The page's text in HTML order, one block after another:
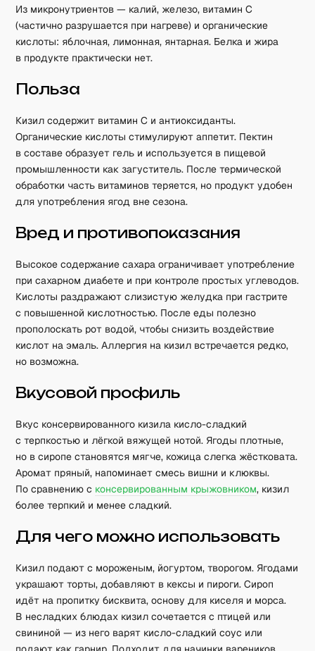
Из микронутриентов — калий, железо, витамин C
(частично разрушается при нагреве) и органические
кислоты: яблочная, лимонная, янтарная. Белка и жира
в продукте практически нет.
Польза
Кизил содержит витамин C и антиоксиданты.
Органические кислоты стимулируют аппетит. Пектин
в составе образует гель и используется в пищевой
промышленности как загуститель. После термической
обработки часть витаминов теряется, но продукт удобен
для употребления ягод вне сезона.
Вред и противопоказания
Высокое содержание сахара ограничивает употребление
при сахарном диабете и при контроле простых углеводов.
Кислоты раздражают слизистую желудка при гастрите
с повышенной кислотностью. После еды полезно
прополоскать рот водой, чтобы снизить воздействие
кислот на эмаль. Аллергия на кизил встречается редко,
но возможна.
Вкусовой профиль
Вкус консервированного кизила кисло-сладкий
с терпкостью и лёгкой вяжущей нотой. Ягоды плотные,
но в сиропе становятся мягче, кожица слегка жёстковата.
Аромат пряный, напоминает смесь вишни и клюквы.
По сравнению с консервированным крыжовником, кизил
более терпкий и менее сладкий.
Для чего можно использовать
Кизил подают с мороженым, йогуртом, творогом. Ягодами
украшают торты, добавляют в кексы и пироги. Сироп
идёт на пропитку бисквита, основу для киселя и морса.
В несладких блюдах кизил сочетается с птицей или
свининой — из него варят кисло-сладкий соус или